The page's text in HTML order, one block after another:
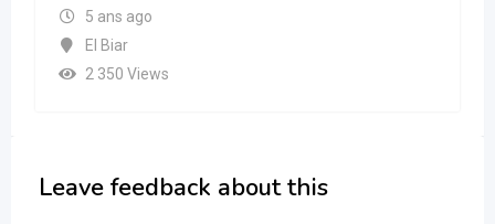
5 ans ago
El Biar
2 350 Views
Leave feedback about this